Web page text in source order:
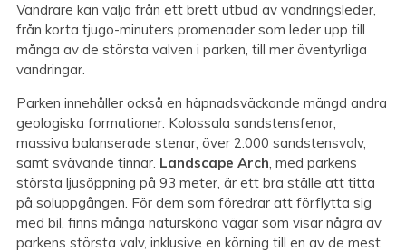
Vandrare kan välja från ett brett utbud av vandringsleder,
från korta tjugo-minuters promenader som leder upp till
många av de största valven i parken, till mer äventyrliga
vandringar.
Parken innehåller också en häpnadsväckande mängd andra
geologiska formationer. Kolossala sandstensfenor,
massiva balanserade stenar, över 2.000 sandstensvalv,
samt svävande tinnar. Landscape Arch, med parkens
största ljusöppning på 93 meter, är ett bra ställe att titta
på soluppgången. För dem som föredrar att förflytta sig
med bil, finns många natursköna vägar som visar några av
parkens största valv, inklusive en körning till en av de mest